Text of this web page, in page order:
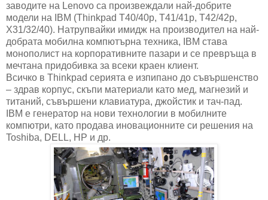
заводите на Lenovo са произвеждали най-добрите
модели на IBM (Thinkpad T40/40p, T41/41p, T42/42p,
X31/32/40). Натрупвайки имидж на производител на най-
добрата мобилна компютърна техника, IBM става
монополист на корпоративните пазари и се превръща в
мечтана придобивка за всеки краен клиент.
Всичко в Thinkpad серията е изпипано до съвършенство
– здрав корпус, скъпи материали като мед, магнезий и
титаний, съвършени клавиатура, джойстик и тач-пад.
IBM е генератор на нови технологии в мобилните
компютри, като продава иновационните си решения на
Toshiba, DELL, HP и др.